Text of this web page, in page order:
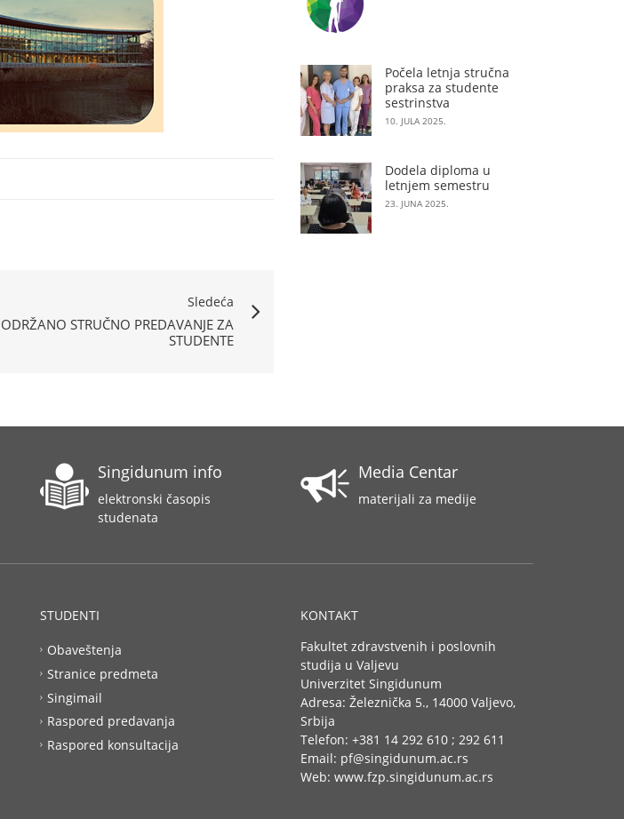
Sledeća
ODRŽANO STRUČNO PREDAVANJE ZA
STUDENTE
Počela letnja stručna
praksa za studente
sestrinstva
10. JULA 2025.
Dodela diploma u
letnjem semestru
23. JUNA 2025.
Singidunum info
elektronski časopis
studenata
Media Centar
materijali za medije
STUDENTI
Obaveštenja
Stranice predmeta
Singimail
Raspored predavanja
Raspored konsultacija
KONTAKT
Fakultet zdravstvenih i poslovnih
studija u Valjevu
Univerzitet Singidunum
Adresa: Železnička 5., 14000 Valjevo,
Srbija
Telefon: +381 14 292 610 ; 292 611
Email: pf@singidunum.ac.rs
Web: www.fzp.singidunum.ac.rs